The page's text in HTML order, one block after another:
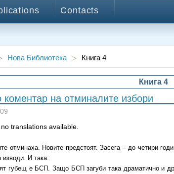
Contacts
Нова Библиотека Книга 4
Книга 4
коментар на отминалите избори
translations available.
отминаха. Новите предстоят. Засега – до четири
изводи. И така:
губещ е БСП. Защо БСП загуби така драматично и